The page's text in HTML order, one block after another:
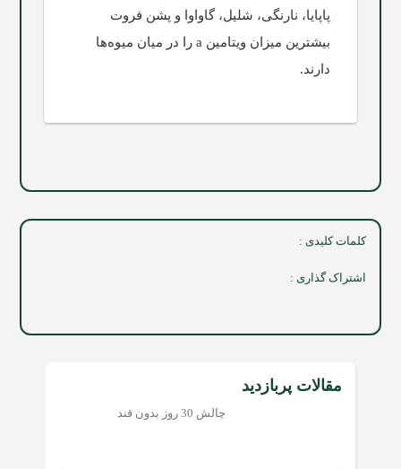
پاپایا، نارنگی، شلیل، گاواوا و پشن فروت
بیشترین میزان ویتامین a را در میان میوه‌ها
دارند.
کلمات کلیدی :
اشتراک گذاری :
مقالات پربازدید
چالش 30 روز بدون قند